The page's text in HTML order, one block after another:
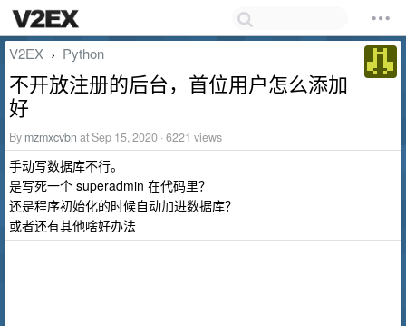
V2EX › Python
不开放注册的后台，首位用户怎么添加
好
By mzmxcvbn at Sep 15, 2020 · 6221 views
手动写数据库不行。
是写死一个 superadmin 在代码里？
还是程序初始化的时候自动加进数据库？
或者还有其他啥好办法